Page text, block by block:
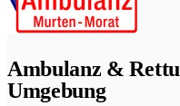
Ambulanz &
Umgebung